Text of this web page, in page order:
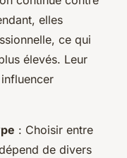
elles
ce qui
élevés. Leur
: Choisir entre
de divers